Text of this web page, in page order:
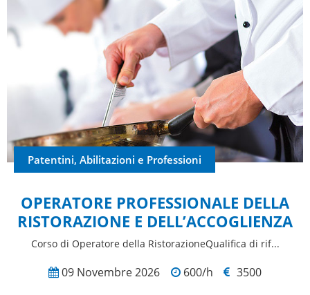
Patentini, Abilitazioni e Professioni
OPERATORE PROFESSIONALE DELLA
RISTORAZIONE E DELL’ACCOGLIENZA
Corso di Operatore della RistorazioneQualifica di rif...
09 Novembre 2026 600/h 3500